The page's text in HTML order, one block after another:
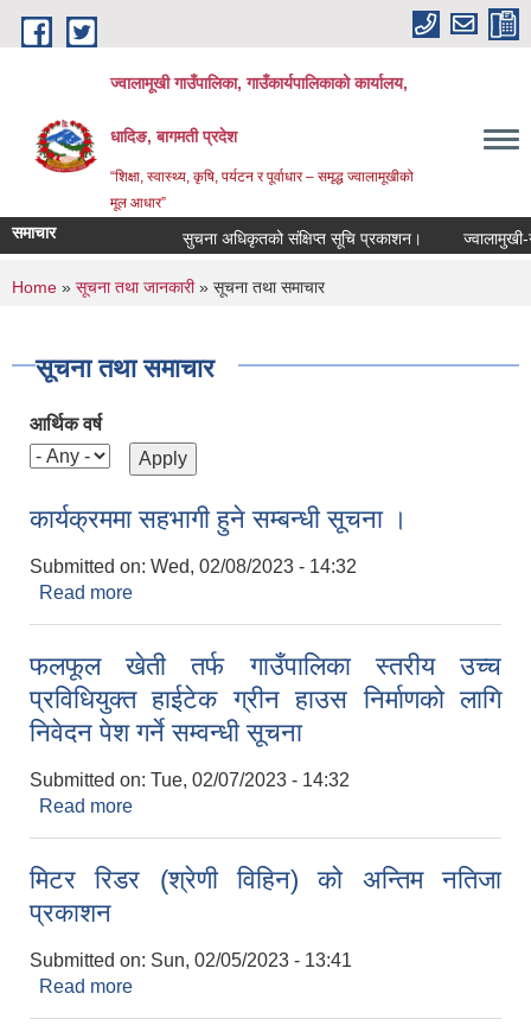
Skip to main content
ज्वालामूखी गाउँपालिका, गाउँकार्यपालिकाको कार्यालय,
धादिङ, बागमती प्रदेश
“शिक्षा, स्वास्थ्य, कृषि, पर्यटन र पूर्वाधार – समृद्ध ज्वालामूखीको
मूल आधार”
समाचार सुचना अधिकृतको संक्षिप्त सूचि प्रकाशन। ज्वालामुखी-
You are here
Home » सूचना तथा जानकारी» सूचना तथा समाचार
सूचना तथा समाचार
आर्थिक वर्ष
कार्यक्रममा सहभागी हुने सम्बन्धी सूचना ।
Submitted on: Wed, 02/08/2023 - 14:32
Read more
फलफूल खेती तर्फ गाउँपालिका स्तरीय उच्च
प्रविधियुक्त हाईटेक ग्रीन हाउस निर्माणको लागि
निवेदन पेश गर्ने सम्वन्धी सूचना
Submitted on: Tue, 02/07/2023 - 14:32
Read more
मिटर रिडर (श्रेणी विहिन) को अन्तिम नतिजा
प्रकाशन
Submitted on: Sun, 02/05/2023 - 13:41
Read more